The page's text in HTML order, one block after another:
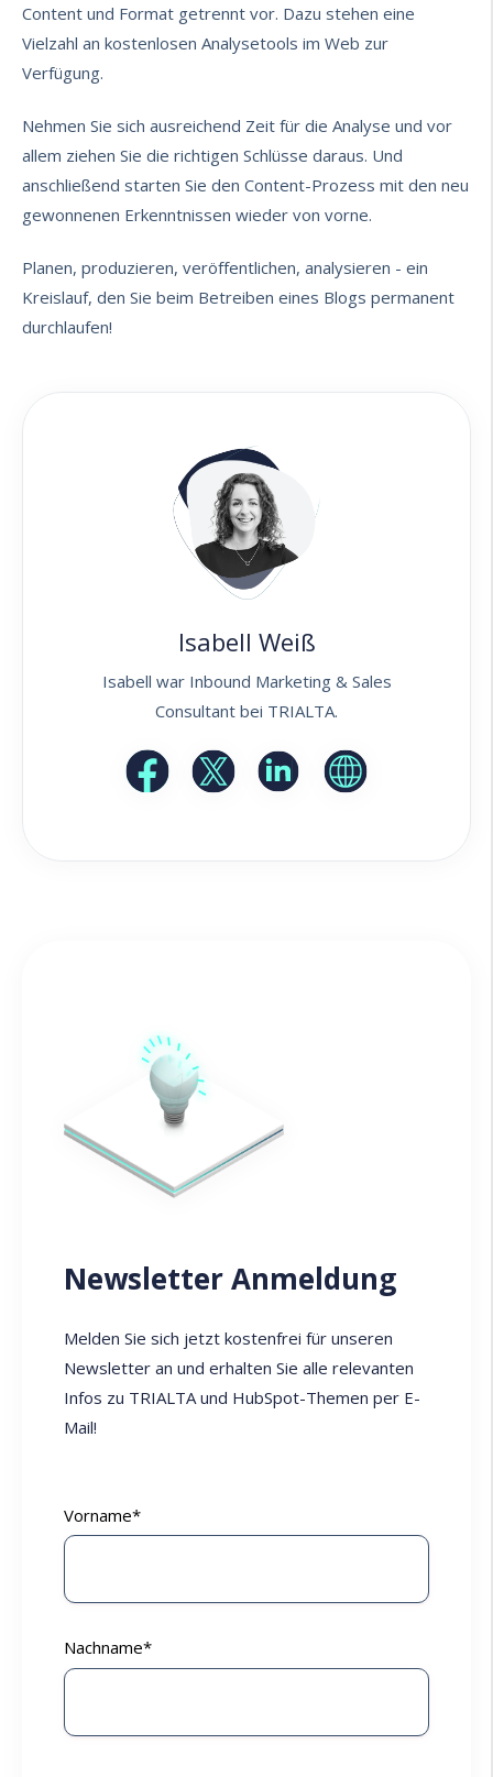
Content und Format getrennt vor. Dazu stehen eine
Vielzahl an kostenlosen Analysetools im Web zur
Verfügung.
Nehmen Sie sich ausreichend Zeit für die Analyse und vor
allem ziehen Sie die richtigen Schlüsse daraus. Und
anschließend starten Sie den Content-Prozess mit den neu
gewonnenen Erkenntnissen wieder von vorne.
Planen, produzieren, veröffentlichen, analysieren - ein
Kreislauf, den Sie beim Betreiben eines Blogs permanent
durchlaufen!
Isabell Weiß
Isabell war Inbound Marketing & Sales
Consultant bei TRIALTA.
Newsletter Anmeldung
Melden Sie sich jetzt kostenfrei für unseren
Newsletter an und erhalten Sie alle relevanten
Infos zu TRIALTA und HubSpot-Themen per E-
Mail!
Vorname*
Nachname*